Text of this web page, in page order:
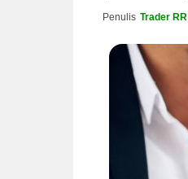
Penulis Trader RR